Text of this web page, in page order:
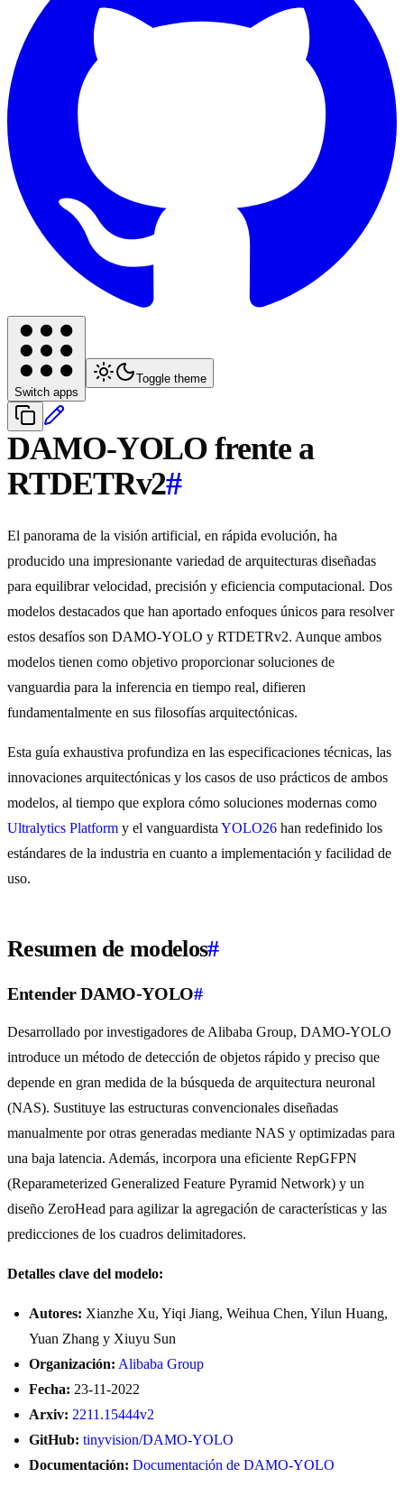
Switch apps
Toggle theme
DAMO-YOLO frente a
RTDETRv2#
El panorama de la visión artificial, en rápida evolución, ha
producido una impresionante variedad de arquitecturas diseñadas
para equilibrar velocidad, precisión y eficiencia computacional. Dos
modelos destacados que han aportado enfoques únicos para resolver
estos desafíos son DAMO-YOLO y RTDETRv2. Aunque ambos
modelos tienen como objetivo proporcionar soluciones de
vanguardia para la inferencia en tiempo real, difieren
fundamentalmente en sus filosofías arquitectónicas.
Esta guía exhaustiva profundiza en las especificaciones técnicas, las
innovaciones arquitectónicas y los casos de uso prácticos de ambos
modelos, al tiempo que explora cómo soluciones modernas como
Ultralytics Platform y el vanguardista YOLO26 han redefinido los
estándares de la industria en cuanto a implementación y facilidad de
uso.
Resumen de modelos#
Entender DAMO-YOLO#
Desarrollado por investigadores de Alibaba Group, DAMO-YOLO
introduce un método de detección de objetos rápido y preciso que
depende en gran medida de la búsqueda de arquitectura neuronal
(NAS). Sustituye las estructuras convencionales diseñadas
manualmente por otras generadas mediante NAS y optimizadas para
una baja latencia. Además, incorpora una eficiente RepGFPN
(Reparameterized Generalized Feature Pyramid Network) y un
diseño ZeroHead para agilizar la agregación de características y las
predicciones de los cuadros delimitadores.
Detalles clave del modelo:
Autores: Xianzhe Xu, Yiqi Jiang, Weihua Chen, Yilun Huang,
Yuan Zhang y Xiuyu Sun
Organización: Alibaba Group
Fecha: 23-11-2022
Arxiv: 2211.15444v2
GitHub: tinyvision/DAMO-YOLO
Documentación: Documentación de DAMO-YOLO